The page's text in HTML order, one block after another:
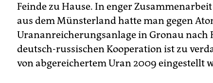
Feinde zu Hause. In enger
aus dem Münsterland hatte man gegen
Urananreicherungsanlage in Gronau nach
deutsch-russischen Kooperation ist zu
von abgereichertem Uran 2009 eingestellt